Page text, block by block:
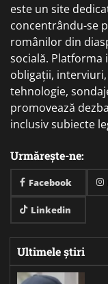
este un site
concentrându-se
românilor din
socială.
obligații,
tehnologie,
promovează
inclusiv subiecte
Urmărește-ne:
Facebook
Linkedin
Ultimele știri